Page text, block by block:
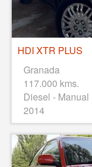
HDI XTR PLUS
Granada
117.000 kms.
Diesel - Manual
2014